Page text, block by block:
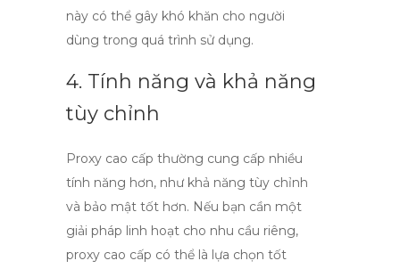
này có thể gây khó khăn cho người
dùng trong quá trình sử dụng.
4. Tính năng và khả năng
tùy chỉnh
Proxy cao cấp thường cung cấp nhiều
tính năng hơn, như khả năng tùy chỉnh
và bảo mật tốt hơn. Nếu bạn cần một
giải pháp linh hoạt cho nhu cầu riêng,
proxy cao cấp có thể là lựa chọn tốt